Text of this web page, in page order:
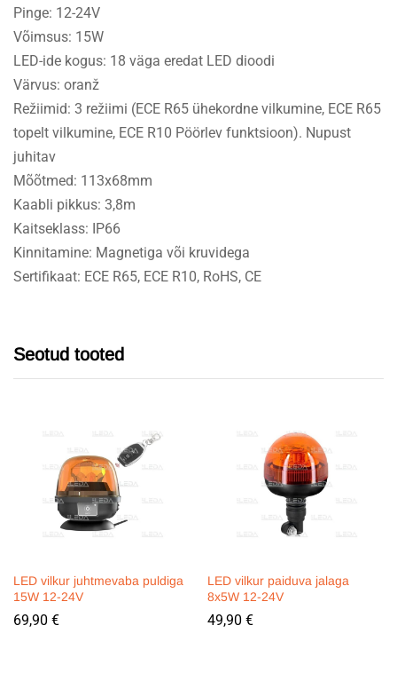
Pinge: 12-24V
Võimsus: 15W
LED-ide kogus: 18 väga eredat LED dioodi
Värvus: oranž
Režiimid: 3 režiimi (ECE R65 ühekordne vilkumine, ECE R65
topelt vilkumine, ECE R10 Pöörlev funktsioon). Nupust
juhitav
Mõõtmed: 113x68mm
Kaabli pikkus: 3,8m
Kaitseklass: IP66
Kinnitamine: Magnetiga või kruvidega
Sertifikaat: ECE R65, ECE R10, RoHS, CE
Seotud tooted
LED vilkur juhtmevaba puldiga
15W 12-24V
69,90 €
LED vilkur paiduva jalaga
8x5W 12-24V
49,90 €